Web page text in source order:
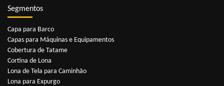
Segmentos
Capa para Barco
Capas para Máquinas e Equipamentos
Cobertura de Tatame
Cortina de Lona
Lona de Tela para Caminhão
Lona para Expurgo